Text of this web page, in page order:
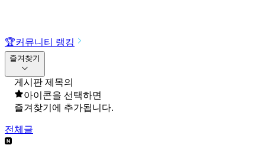
🏆커뮤니티 랭킹
즐겨찾기
게시판 제목의
아이콘을 선택하면
즐겨찾기에 추가됩니다.
전체글